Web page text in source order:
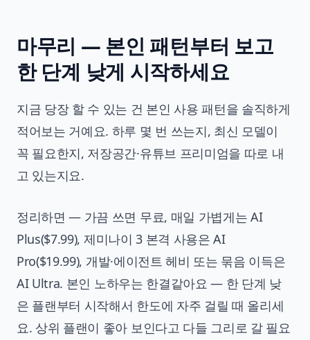
마무리 — 본인 패턴부터 보고
한 단계 낮게 시작하세요
지금 당장 할 수 있는 건 본인 사용 패턴을 솔직하게
적어보는 거예요. 하루 몇 번 쓰는지, 최신 모델이
꼭 필요한지, 저장공간·유튜브 프리미엄을 따로 내
고 있는지요.
정리하면 — 가끔 쓰면 무료, 매일 가볍게는 AI
Plus($7.99), 제미나이 3 본격 사용은 AI
Pro($19.99), 개발·에이전트 헤비 또는 묶음 이득은
AI Ultra. 본인 노하우는 한결같아요 — 한 단계 낮
은 플랜부터 시작해서 한도에 자주 걸릴 때 올리세
요. 상위 플랜이 좋아 보인다고 다들 그리로 갈 필요